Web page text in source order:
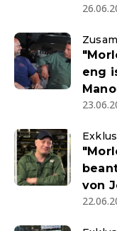
eng
von